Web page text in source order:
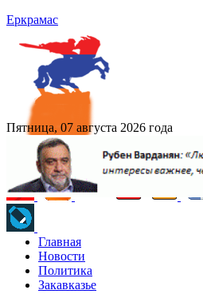
Еркрамас
Пятница, 07 августа 2026 года
Главная
Новости
Политика
Закавказье